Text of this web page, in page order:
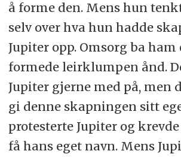
å forme den. Mens hun
selv over hva hun hadde
Jupiter opp. Omsorg ba ham
formede leirklumpen ånd.
Jupiter gjerne med på, men
gi denne skapningen sitt
protesterte Jupiter og
få hans eget navn. Mens